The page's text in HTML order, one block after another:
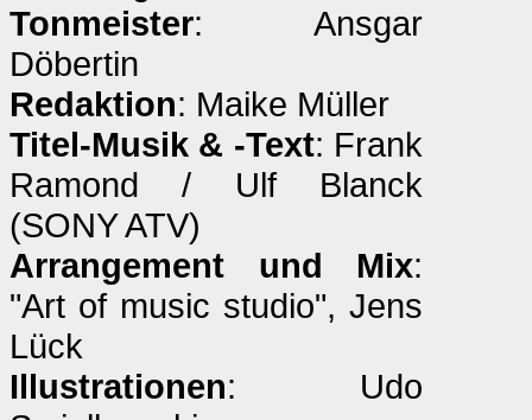
Tonmeister: Ansgar
Döbertin
Redaktion: Maike Müller
Titel-Musik & -Text: Frank
Ramond / Ulf Blanck
(SONY ATV)
Arrangement und Mix:
"Art of music studio", Jens
Lück
Illustrationen: Udo